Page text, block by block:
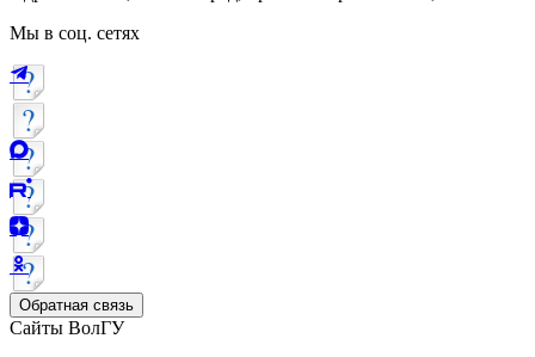
Мы в соц. сетях
Обратная связь
Сайты ВолГУ